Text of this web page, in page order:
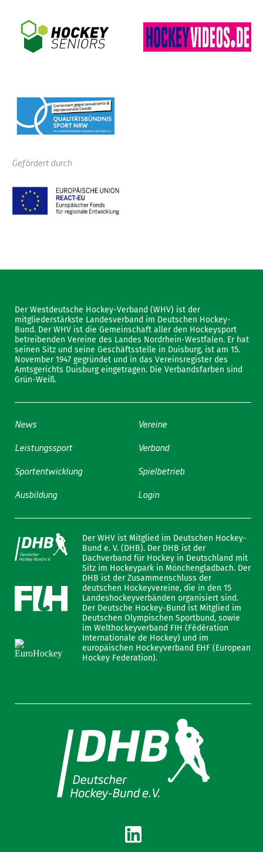
Gefördert durch
Der Westdeutsche Hockey-Verband (WHV) ist der
mitgliederstärkste Landesverband im Deutschen Hockey-
Bund. Der WHV ist die Gemeinschaft aller den Hockeysport
betreibenden Vereine des Landes Nordrhein-Westfalen. Er hat
seinen Sitz und seine Geschäftsstelle in Duisburg, ist am 15.
November 1947 gegründet und in das Vereinsregister des
Amtsgerichts Duisburg eingetragen. Die Verbandsfarben sind
Grün-Weiß.
News
Leistungssport
Sportentwicklung
Ausbildung
Vereine
Verband
Spielbetrieb
Login
Der WHV ist Mitglied im Deutschen Hockey-
Bund e. V. (DHB). Der DHB ist der
Dachverband für Hockey in Deutschland mit
Sitz im Hockeypark in Mönchengladbach. Der
DHB ist der Zusammenschluss der
deutschen Hockeyvereine, die in den 15
Landeshockeyverbänden organisiert sind.
Der Deutsche Hockey-Bund ist Mitglied im
Deutschen Olympischen Sportbund, sowie
im Welthockeyverband FIH (Fédération
Internationale de Hockey) und im
europäischen Hockeyverband EHF (European
Hockey Federation).